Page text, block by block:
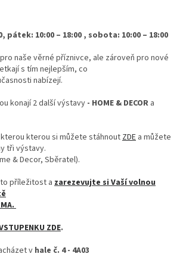
pátek: 10:00 – 18:00 , sobota: 10:00 – 18:00
naše věrné příznivce, ale zároveň pro nové
s tím nejlepším, co
nabízejí.
konají 2 další výstavy - HOME & DECOR a
kterou si můžete stáhnoutZDE a můžete
tři výstavy.
& Decor, Sběratel).
příležitost a zarezevujte si Vaší volnou
ZDE.
v hale č. 4 - 4A03